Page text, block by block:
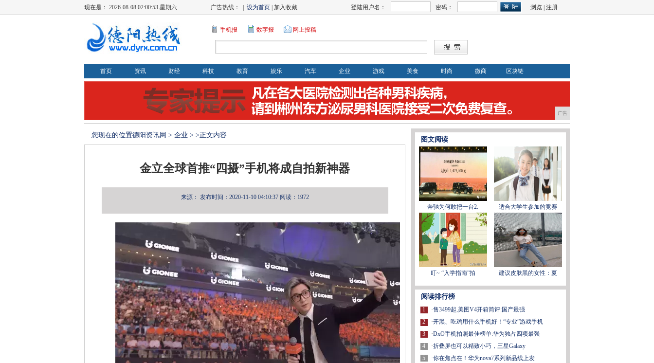
现在是： 2026-08-08 02:00:54 星期六 广告热线： | 设为首页 | 加入收藏 登陆用户名： 密码： 浏览 注册
手机报 数字报 网上投稿
首页 资讯 财经 科技 教育 娱乐 汽车 企业 游戏 美食 时尚 微商 区块链
广告
您现在的位置德阳资讯网 > 企业 > >正文内容
金立全球首推“四摄”手机将成自拍新神器
来源： 发布时间：2020-11-10 04:10:37 阅读：1972
图文阅读
奔驰为何敢把一台2. 适合大学生参加的竞赛
叮~ “入学指南”拍 建议皮肤黑的女性：夏
阅读排行榜
1
2
3
4
5
·售3499起,美图V4开箱简评:国产最强
·开黑、吃鸡用什么手机好！“专业”游戏手机
·DxO手机拍照最佳榜单:华为独占四项最强
·折叠屏也可以精致小巧，三星Galaxy
·你在焦点在！华为nova7系列新品线上发